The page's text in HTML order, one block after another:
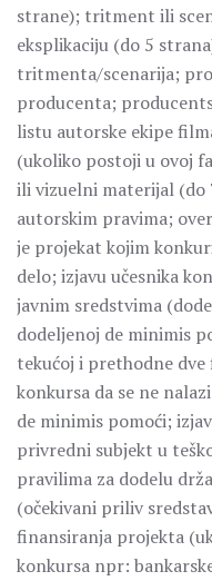
strane); tritment ili
eksplikaciјu (do 5
tritmenta/scenarija;
producenta;
listu autorske ekipe
(ukoliko postoji u ovoj
ili vizuelni materijal (do
autorskim pravima;
je projekat kojim
delo; izjavu učesnika
javnim sredstvima
dodeljenoj de minimis
tekućoj i prethodne dve
konkursa da se ne
de minimis pomoći;
privredni subjekt u
pravilima za dodelu
(očekivani priliv
finansiranja projekta
konkursa npr: